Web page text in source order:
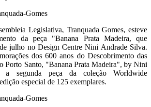
Legislativa, Tranquada Gomes, esteve
da peça "Banana Prata Madeira, que
julho no Design Centre Nini Andrade Silva.
dos 600 anos do Descobrimento das
Porto Santo, "Banana Prata Madeira", by Nini
segunda peça da coleção Worldwide
especial de 125 exemplares.